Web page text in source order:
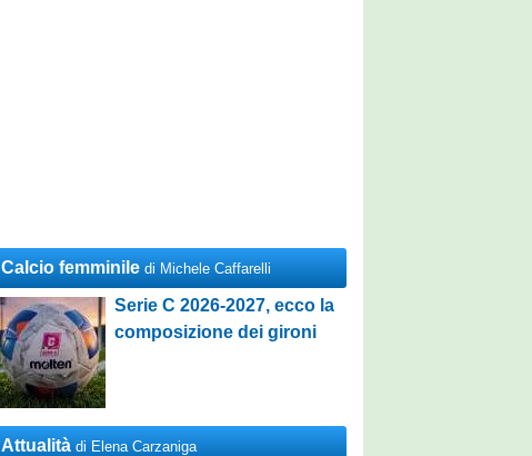
Calcio femminile di Michele Caffarelli
Serie C 2026-2027, ecco la
composizione dei gironi
Attualità di Elena Carzaniga